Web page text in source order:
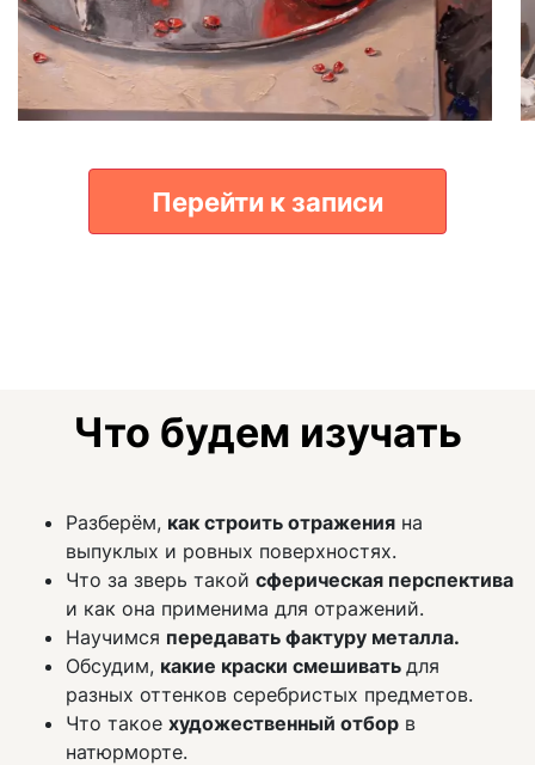
Перейти к записи
Что будем изучать
Разберём, как строить отражения на
выпуклых и ровных поверхностях.
Что за зверь такой сферическая перспектива
и как она применима для отражений.
Научимся передавать фактуру металла.
Обсудим, какие краски смешивать для
разных оттенков серебристых предметов.
Что такое художественный отбор в
натюрморте.